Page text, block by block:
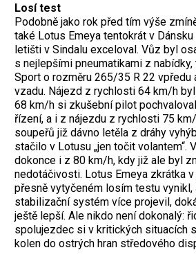
Losí test
Podobně jako rok před tím výše
také Lotus Emeya tentokrát v
letišti v Sindalu exceloval. Vůz byl
s nejlepšími pneumatikami z
Sport o rozměru 265/35 R 22 vpředu
vzadu. Nájezd z rychlosti 64 km/h
68 km/h si zkušební pilot
řízení, a i z nájezdu z rychlosti 75
soupeřů již dávno letěla z dráhy
stačilo v Lotusu „jen točit volantem“.
dokonce i z 80 km/h, kdy již ale byl
nedotáčivosti. Lotus Emeya zkrátka
přesně vytyčeném losím testu
stabilizační systém více projevil,
ještě lepší. Ale nikdo není dokonalý:
spolujezdec si v kritických situacích
kolen do ostrých hran středového